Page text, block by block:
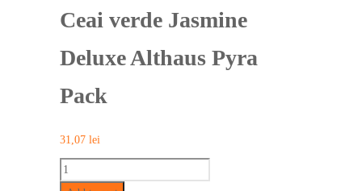
Ceai verde Jasmine
Deluxe Althaus Pyra
Pack
31,07 lei
Ceai
verde